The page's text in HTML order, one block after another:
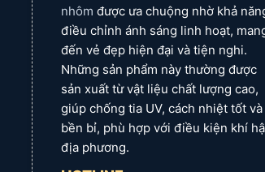
Rèm PVC dày (khoảng 3.0mm -
Đặc điểm:Rất bền, chịu lực tốt,
Phù hợp với: Cửa kho lạnh lớn,
nhôm được ưa chuộng nhờ khả
điều chỉnh ánh sáng linh hoạt,
đến vẻ đẹp hiện đại và tiện nghi.
Những sản phẩm này thường được
sản xuất từ vật liệu chất lượng cao,
giúp chống tia UV, cách nhiệt tốt và
bền bỉ, phù hợp với điều kiện khí
địa phương.